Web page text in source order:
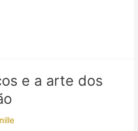
e a arte dos